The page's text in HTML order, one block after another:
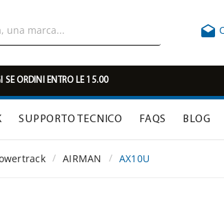

SE ORDINI ENTRO LE 15.00
SUPPORTO TECNICO FAQS BLOG
AIRMAN AX10U